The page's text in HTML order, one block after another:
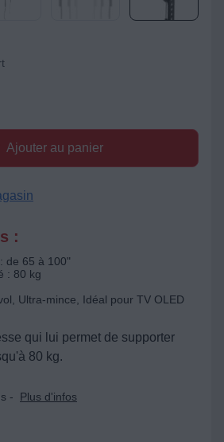
Ajouter au panier
:
de 65 à 100"
: 80 kg
Ultra-mince, Idéal pour TV OLED
qui lui permet de supporter
80 kg.
-
Plus d'infos